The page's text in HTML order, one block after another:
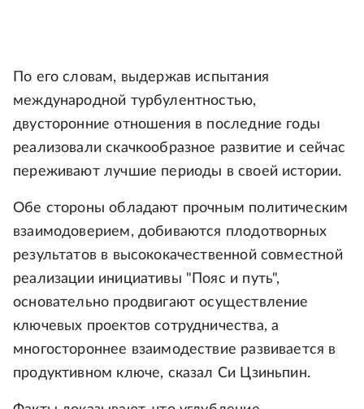
По его словам, выдержав испытания
международной турбулентностью,
двусторонние отношения в последние годы
реализовали скачкообразное развитие и сейчас
переживают лучшие периоды в своей истории.
Обе стороны обладают прочным политическим
взаимодоверием, добиваются плодотворных
результатов в высококачественной совместной
реализации инициативы "Пояс и путь",
основательно продвигают осуществление
ключевых проектов сотрудничества, а
многостороннее взаимодествие развивается в
продуктивном ключе, сказал Си Цзиньпин.